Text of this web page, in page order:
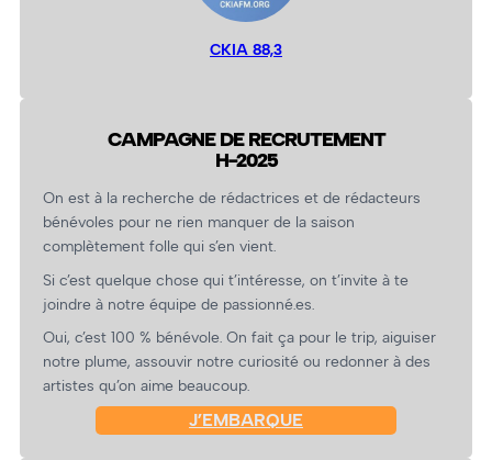
CKIA 88,3
CAMPAGNE DE RECRUTEMENT
H-2025
On est à la recherche de rédactrices et de rédacteurs
bénévoles pour ne rien manquer de la saison
complètement folle qui s’en vient.
Si c’est quelque chose qui t’intéresse, on t’invite à te
joindre à notre équipe de passionné.es.
Oui, c’est 100 % bénévole. On fait ça pour le trip, aiguiser
notre plume, assouvir notre curiosité ou redonner à des
artistes qu’on aime beaucoup.
J’EMBARQUE